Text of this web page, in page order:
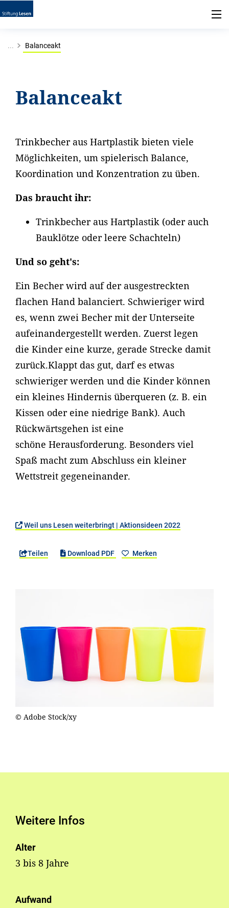
... Balanceakt
Balanceakt
Trinkbecher aus Hartplastik bieten viele
Möglichkeiten, um spielerisch Balance,
Koordination und Konzentration zu üben.
Das braucht ihr:
Trinkbecher aus Hartplastik (oder auch
Bauklötze oder leere Schachteln)
Und so geht's:
Ein Becher wird auf der ausgestreckten
flachen Hand balanciert. Schwieriger wird
es, wenn zwei Becher mit der Unterseite
aufeinandergestellt werden. Zuerst legen
die Kinder eine kurze, gerade Strecke damit
zurück.Klappt das gut, darf es etwas
schwieriger werden und die Kinder können
ein kleines Hindernis überqueren (z. B. ein
Kissen oder eine niedrige Bank). Auch
Rückwärtsgehen ist eine
schöne Herausforderung. Besonders viel
Spaß macht zum Abschluss ein kleiner
Wettstreit gegeneinander.
Weil uns Lesen weiterbringt | Aktionsideen 2022
Teilen Download PDF Merken
© Adobe Stock/xy
Weitere Infos
Alter
3 bis 8 Jahre
Aufwand